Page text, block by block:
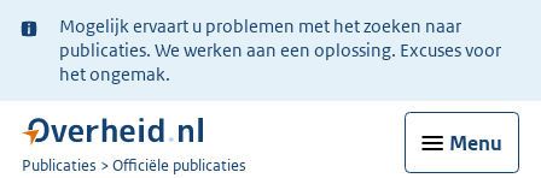
Ter
informatie:
Mogelijk ervaart u problemen met het zoeken naar
publicaties. We werken aan een oplossing. Excuses voor
het ongemak.
Menu
U
Publicaties Officiële publicaties